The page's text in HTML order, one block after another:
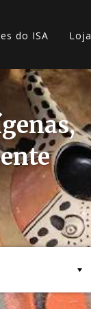
do ISA Loja